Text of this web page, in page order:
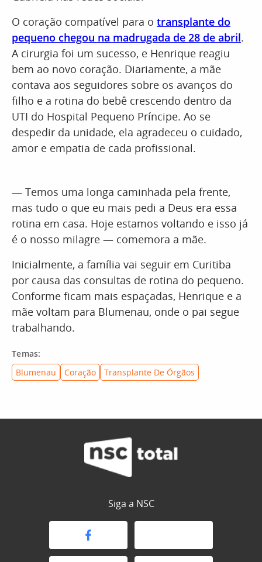
O coração compatível para o transplante do
pequeno chegou na madrugada de 28 de abril.
A cirurgia foi um sucesso, e Henrique reagiu
bem ao novo coração. Diariamente, a mãe
contava aos seguidores sobre os avanços do
filho e a rotina do bebê crescendo dentro da
UTI do Hospital Pequeno Príncipe. Ao se
despedir da unidade, ela agradeceu o cuidado,
amor e empatia de cada profissional.
— Temos uma longa caminhada pela frente,
mas tudo o que eu mais pedi a Deus era essa
rotina em casa. Hoje estamos voltando e isso já
é o nosso milagre — comemora a mãe.
Inicialmente, a família vai seguir em Curitiba
por causa das consultas de rotina do pequeno.
Conforme ficam mais espaçadas, Henrique e a
mãe voltam para Blumenau, onde o pai segue
trabalhando.
Temas:
Blumenau
Coração Transplante De Órgãos
Siga a NSC